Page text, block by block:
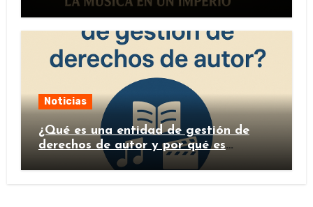
Noticias
¿Qué es una entidad de gestión de
derechos de autor y por qué es
importante?